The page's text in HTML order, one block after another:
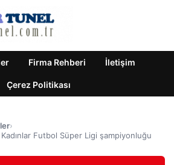
Firma Rehberi İletişim
Çerez Politikası
›
Futbol Süper Ligi şampiyonluğu